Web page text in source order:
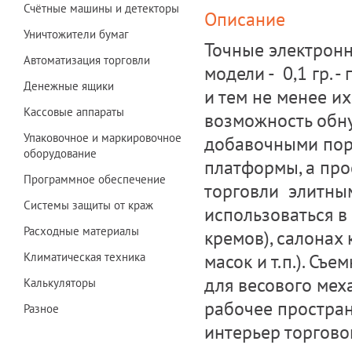
Счётные машины и детекторы
Уничтожители бумаг
Автоматизация торговли
Денежные ящики
Кассовые аппараты
Упаковочное и маркировочное
оборудование
Программное обеспечение
Системы защиты от краж
Расходные материалы
Климатическая техника
Калькуляторы
Разное
Описание
Точные
модели - 0,1 гр. -
и тем не менее
возможность
добавочными
платформы, а
торговли
использоваться
кремов), салонах
масок и т.п.).
для весового
рабочее
интерьер